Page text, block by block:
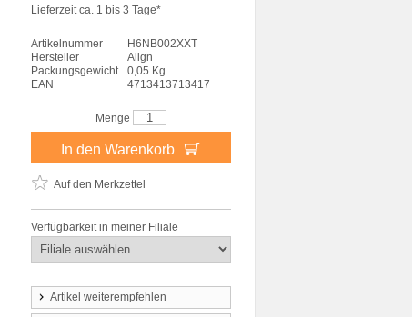
Lieferzeit ca. 1 bis 3 Tage*
Artikelnummer
H6NB002XXT
Hersteller
Align
Packungsgewicht
0,05 Kg
EAN
4713413713417
Menge
In den Warenkorb
Auf den Merkzettel
Verfügbarkeit in meiner Filiale
Artikel weiterempfehlen